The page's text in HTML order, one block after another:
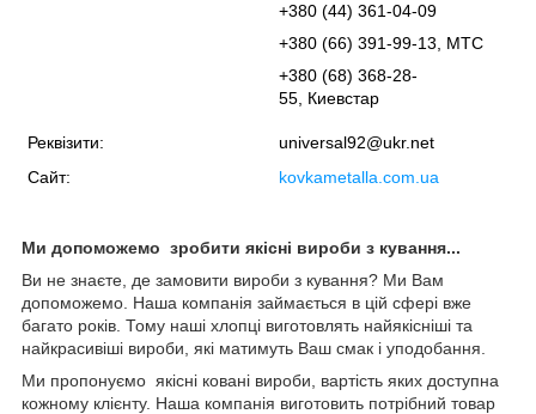
+380 (44) 361-04-09
+380 (66) 391-99-13, МТС
+380 (68) 368-28-
55, Киевстар
Реквізити:
universal92@ukr.net
Сайт:
kovkametalla.com.ua
Ми допоможемо зробити якісні вироби з кування...
Ви не знаєте, де замовити вироби з кування? Ми Вам
допоможемо. Наша компанія займається в цій сфері вже
багато років. Тому наші хлопці виготовлять найякісніші та
найкрасивіші вироби, які матимуть Ваш смак і уподобання.
Ми пропонуємо якісні ковані вироби, вартість яких доступна
кожному клієнту. Наша компанія виготовить потрібний товар